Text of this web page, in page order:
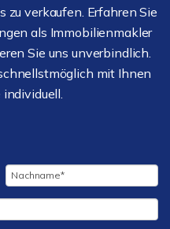
zu verkaufen. Erfahren Sie
als Immobilienmakler
Sie uns unverbindlich.
mit Ihnen